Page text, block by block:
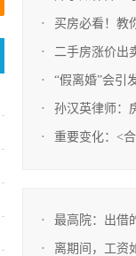
买房必看！教
二手房涨价出
“假离婚”会引
孙汉英律师：
重要变化：<
最高院：​出借
离期间，工资